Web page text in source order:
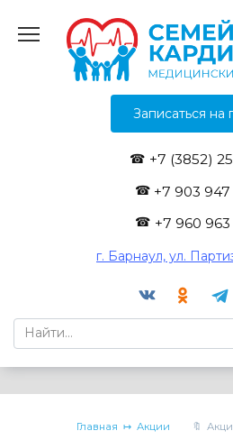
содержанию
Записаться на
+7 (3852)
+7 903
+7 960
г. Барнаул, ул.
Search
for:
Главная Акции